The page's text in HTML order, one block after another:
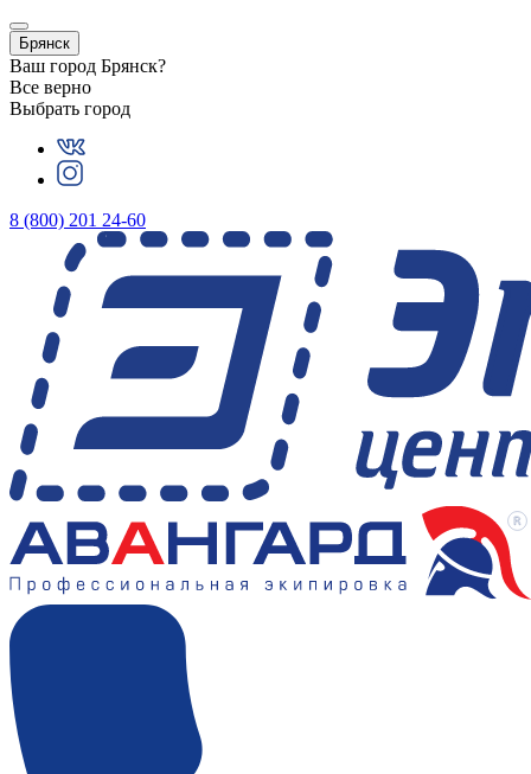
Брянск
Ваш город Брянск?
Все верно
Выбрать город
8 (800) 201 24-60